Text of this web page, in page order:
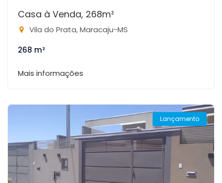
Casa à Venda, 268m²
Vila do Prata, Maracaju-MS
268 m²
Mais informações
Lançamento